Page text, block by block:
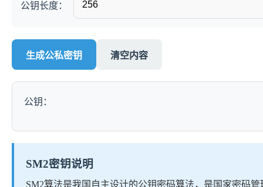
公钥长度：
生成公私密钥 清空内容
公钥：
SM2密钥说明
SM2算法是我国自主设计的公钥密码算法，是国家密码